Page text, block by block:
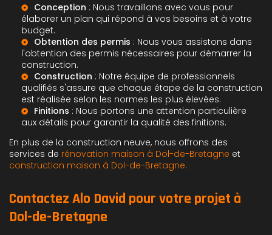
Conception : Nous travaillons avec vous pour
élaborer un plan qui répond à vos besoins et à votre
budget.
Obtention des permis : Nous vous assistons dans
l'obtention des permis nécessaires pour démarrer la
construction.
Construction : Notre équipe de professionnels
qualifiés s'assure que chaque étape de la construction
est réalisée selon les normes les plus élevées.
Finitions : Nous portons une attention particulière
aux détails pour garantir la qualité des finitions.
En plus de la construction neuve, nous offrons des
services de rénovation maison à Dol-de-Bretagne et
construction maison à Dol-de-Bretagne.
Contactez Alo David pour votre projet à
Dol-de-Bretagne